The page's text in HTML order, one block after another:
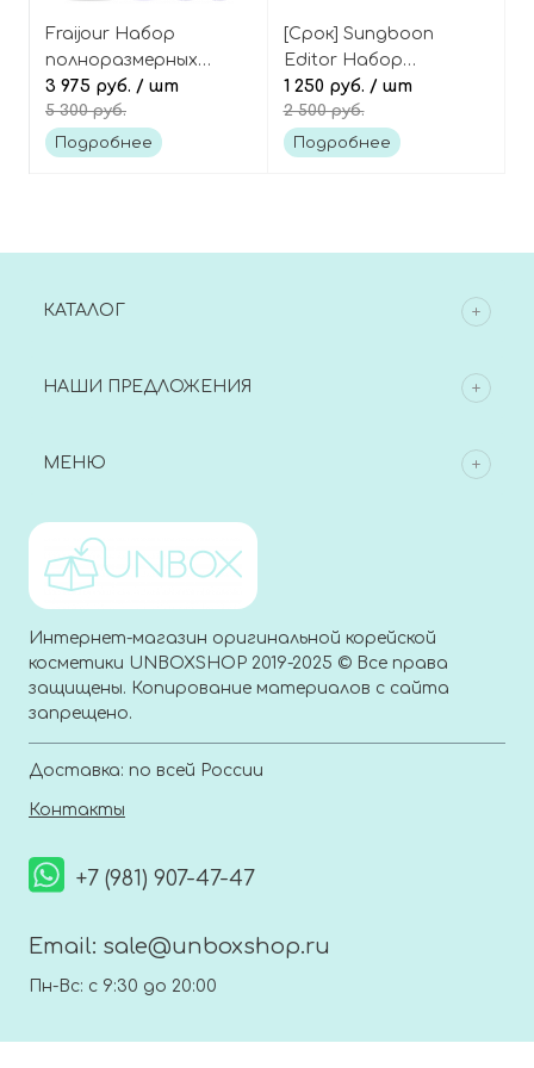
Fraijour Набор
полноразмерных
средств для лица с
коллагеном и
ретинолом Retin
3 975 руб. / шт
5 300 руб.
Подробнее
[Срок] Sungboon
Editor Набор
миниатюр-
бестселлеров с
зелёным томатом и
1 250 руб. / шт
2 500 руб.
Подробнее
КАТАЛОГ
НАШИ ПРЕДЛОЖЕНИЯ
МЕНЮ
Интернет-магазин оригинальной корейской
косметики UNBOXSHOP 2019-2025 © Все права
защищены. Копирование материалов с сайта
запрещено.
Доставка: по всей России
Контакты
+7 (981) 907-47-47
Email: sale@unboxshop.ru
Пн-Вс: с 9:30 до 20:00